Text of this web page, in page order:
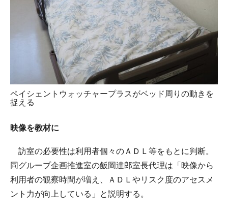
ペイシェントウォッチャープラスがベッド周りの動きを
捉える
映像を教材に
訪室の必要性は利用者個々のＡＤＬ等をもとに判断。
同グループ企画推進室の飯岡達郎室長代理は「映像から
利用者の観察時間が増え、ＡＤＬやリスク度のアセスメ
ント力が向上している」と説明する。